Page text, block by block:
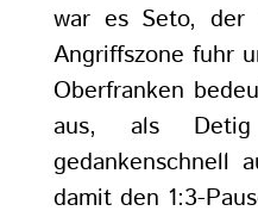
war es Seto,
Angriffszone fuhr
Oberfranken
aus, als Detig
gedankenschnell
damit den 1:3-